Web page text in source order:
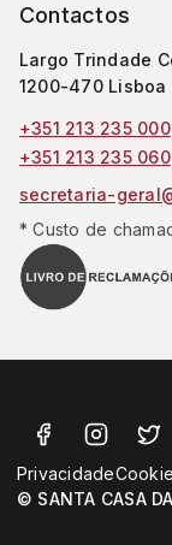
Contactos
Largo Trindade
1200-470 Lisboa
+351 213 235 000
+351 213 235 060
secretaria-
* Custo de
Privacidade
© SANTA CASA